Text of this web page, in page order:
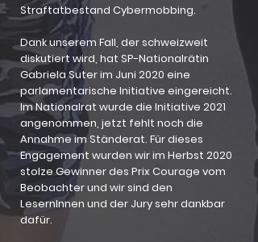
Straftatbestand Cybermobbing.
Dank unserem Fall, der schweizweit
diskutiert wird, hat SP-Nationalrätin
Gabriela Suter im Juni 2020 eine
parlamentarische Initiative eingereicht.
Im Nationalrat wurde die Initiative 2021
angenommen, jetzt fehlt noch die
Annahme im Ständerat. Für dieses
Engagement wurden wir im Herbst 2020
stolze Gewinner des Prix Courage vom
Beobachter und wir sind den
LesernInnen und der Jury sehr dankbar
dafür.